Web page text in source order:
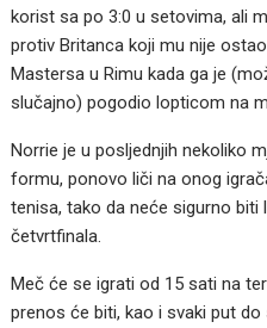
korist sa po 3:0 u setovima, ali
protiv Britanca koji mu nije
Mastersa u Rimu kada ga je
slučajno) pogodio lopticom na
Norrie je u posljednjih nekoliko
formu, ponovo liči na onog
tenisa, tako da neće sigurno
četvrtfinala.
Meč će se igrati od 15 sati na
prenos će biti, kao i svaki put do